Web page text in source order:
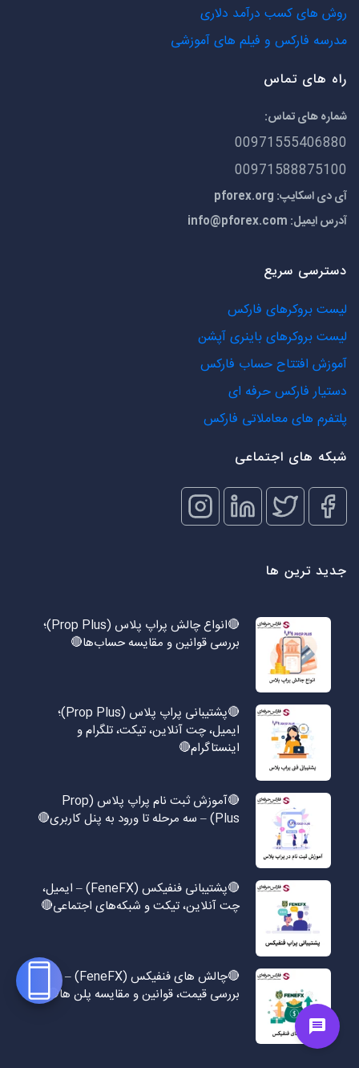
روش های کسب درآمد دلاری
مدرسه فارکس و فیلم های آموزشی
راه های تماس
شماره های تماس:
00971555406880
00971588875100
آی دی اسکایپ: pforex.org
آدرس ایمیل: info@pforex.com
دسترسی سریع
لیست بروکرهای فارکس
لیست بروکرهای باینری آپشن
آموزش افتتاح حساب فارکس
دستیار فارکس حرفه ای
پلتفرم های معاملاتی فارکس
شبکه های اجتماعی
جدید ترین ها
🔴انواع چالش پراپ پلاس (Prop Plus)؛
بررسی قوانین و مقایسه حساب‌ها🔴
🔴پشتیبانی پراپ پلاس (Prop Plus)؛
ایمیل، چت آنلاین، تیکت، تلگرام و
اینستاگرام🔴
🔴آموزش ثبت نام پراپ پلاس (Prop
Plus) – سه مرحله تا ورود به پنل کاربری🔴
🔴پشتیبانی فنفیکس (FeneFX) – ایمیل،
چت آنلاین، تیکت و شبکه‌های اجتماعی🔴
🔴چالش های فنفیکس (FeneFX) –
بررسی قیمت، قوانین و مقایسه پلن ها🔴